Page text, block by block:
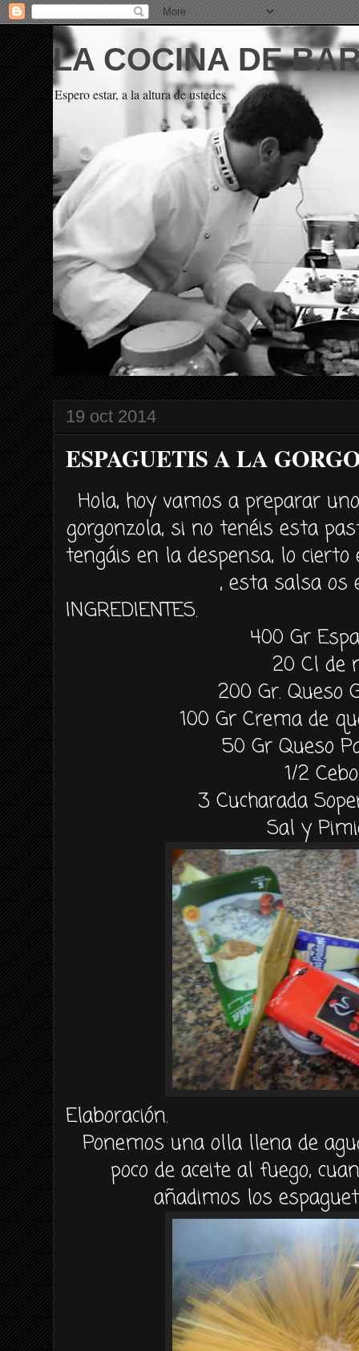
LA COCINA DE
Espero estar, a la altura de ustedes
19 oct 2014
ESPAGUETIS A LA
Hola, hoy vamos a preparar
gorgonzola, si no tenéis esta
tengáis en la despensa, lo
, esta salsa os
INGREDIENTES.
400 Gr
20 Cl de
200 Gr. Queso
100 Gr Crema de
50 Gr Queso
1/2
3 Cucharada
Sal y
Elaboración.
Ponemos una olla llena de
poco de aceite al fuego,
añadimos los